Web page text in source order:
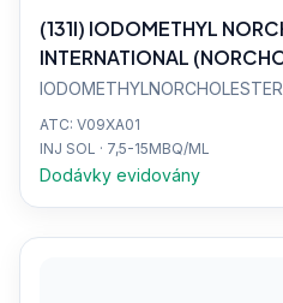
(131I) IODOMETHYL
INTERNATIONAL
ATC: V09XA01
INJ SOL · 7,5-15MBQ/ML
Dodávky evidovány